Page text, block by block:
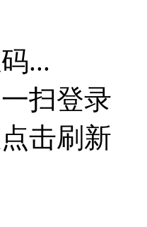
...
扫登录
击刷新